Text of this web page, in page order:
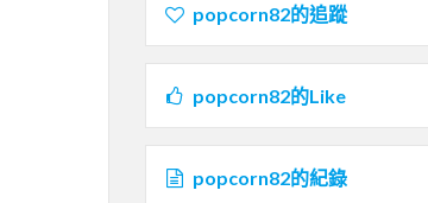
popcorn82的追蹤
popcorn82的Like
popcorn82的紀錄